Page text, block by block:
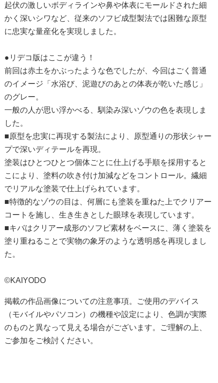
起伏の激しいボディラインや鼻や体表にモールドされた細
かく深いシワなど、従来のソフビ成型製法では困難な原型
に忠実な量産化を実現しました。
●リデコ版はここが違う！
前回は赤土をかぶったような色でしたが、今回はごく普通
のイメージ「水浴び、泥遊びのあとの体表が乾いた感じ」
のグレー。
一般の人が思い浮かべる、馴染み深いゾウの色を表現しま
した。
■原型を忠実に再現する製法により、原型通りの形状シャー
プで深いディテールを再現。
塗装はひとつひとつ個体ごとに仕上げる手順を採用すると
こにより、塗料の吹き付け加減などをコントロール。繊細
でリアルな塗装で仕上げられています。
■特徴的なゾウの目は、何層にも塗装を重ねた上でクリアー
コートを施し、生き生きとした眼球を表現しています。
■キバはクリアー成形のソフビ素材をベースに、薄く塗装を
塗り重ねることで実物の象牙のような透明感を再現しまし
た。
©KAIYODO
掲載の作品画像についての注意事項。ご使用のデバイス
（モバイルやパソコン）の機種や設定により、色調が実際
のものと異なって見える場合がございます。ご理解の上、
ご参加をご検討ください。